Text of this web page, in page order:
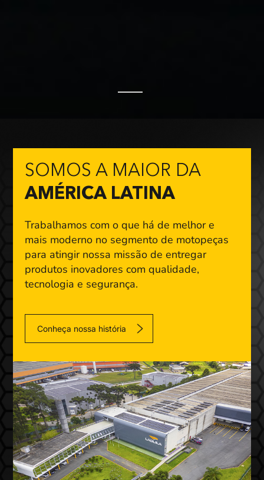
SOMOS A MAIOR DA
AMÉRICA LATINA
Trabalhamos com o que há de melhor e
mais moderno no segmento de motopeças
para atingir nossa missão de entregar
produtos inovadores com qualidade,
tecnologia e segurança.
Conheça nossa história